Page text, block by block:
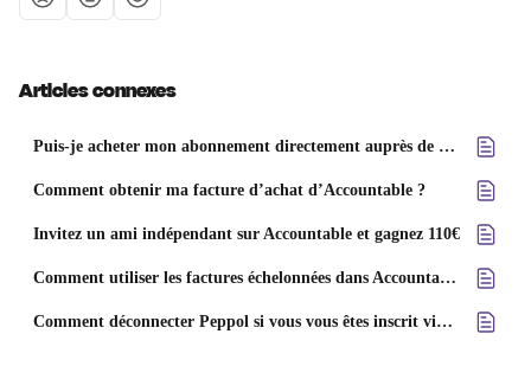
Articles connexes
Puis-je acheter mon abonnement directement auprès de vous ?
Comment obtenir ma facture d’achat d’Accountable ?
Invitez un ami indépendant sur Accountable et gagnez 110€
Comment utiliser les factures échelonnées dans Accountable : guide détaillé
Comment déconnecter Peppol si vous vous êtes inscrit via Accountable